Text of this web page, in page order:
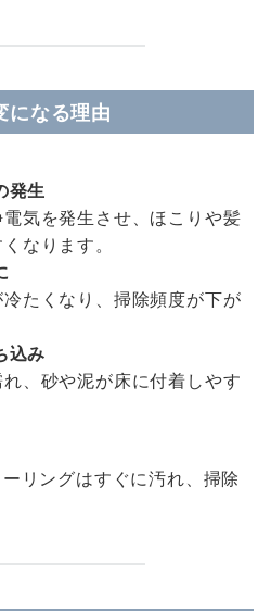
なる理由
発生
気を発生させ、ほこりや髪
なります。
たくなり、掃除頻度が下が
込み
、砂や泥が床に付着しやす
リングはすぐに汚れ、掃除